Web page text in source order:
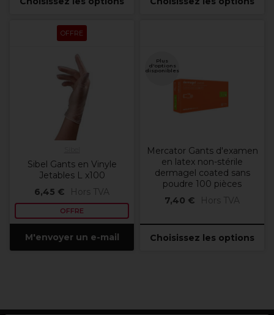
OFFRE
Sibel Gants en Vinyle
Jetables L x100
6,45 €
Hors TVA
OFFRE
M'envoyer un e-mail
Plus
d'options
disponibles
Mercator Gants d'examen
en latex non-stérile
dermagel coated sans
poudre 100 pièces
7,40 €
Hors TVA
Choisissez les options